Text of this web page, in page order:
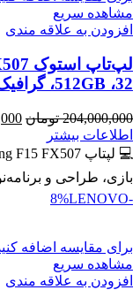
مشاهده سریع
افزودن به علاقه مندی
32، 512GB، گرافیک 8GB
204,000,000 تومان
اطلاعات بیشتر
بازی، طراحی و
-8%
LENOVO
برای مقایسه اضافه
مشاهده سریع
افزودن به علاقه مندی